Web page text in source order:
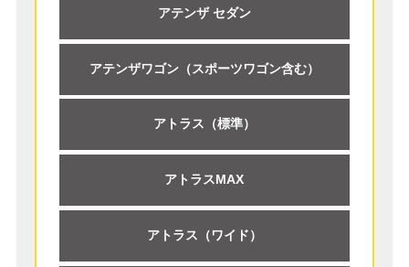
アテンザ セダン
アテンザワゴン（スポーツワゴン含む）
アトラス（標準）
アトラスMAX
アトラス（ワイド）